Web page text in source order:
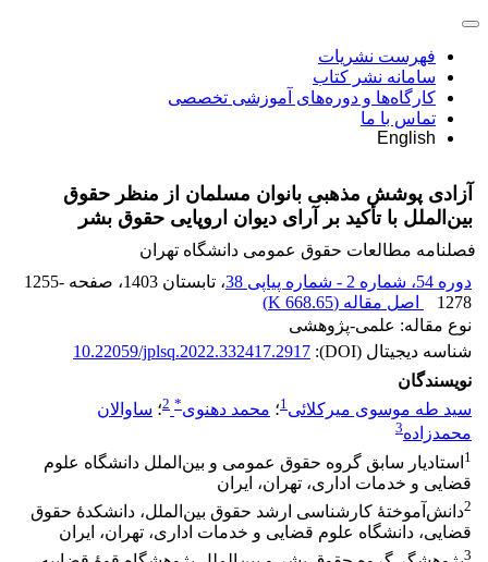
فهرست نشریات
سامانه نشر کتاب
کارگاه‌ها و دوره‌های آموزشی تخصصی
تماس با ما
English
آزادی پوشش مذهبی بانوان مسلمان از منظر حقوق
بین‌الملل با تأکید بر آرای دیوان اروپایی حقوق بشر
فصلنامه مطالعات حقوق عمومی دانشگاه تهران
دوره 54، شماره 2 - شماره پیاپی 38
، تابستان 1403 ، صفحه 1255-
1278
اصل مقاله (668.65 K
)
نوع مقاله: علمی-پژوهشی
شناسه دیجیتال (DOI):
10.22059/jplsq.2022.332417.2917
نویسندگان
سید طه موسوی میرکلائی1؛ محمد دهنوی*
2؛ ساوالان
محمدزاده3
1 استادیار سابق گروه حقوق عمومی و بین‌الملل دانشگاه علوم
قضایی و خدمات اداری، تهران، ایران
2دانش‌آموختۀ کارشناسی ارشد حقوق بین‌الملل، دانشکدۀ حقوق
قضایی، دانشگاه علوم قضایی و خدمات اداری، تهران، ایران
3